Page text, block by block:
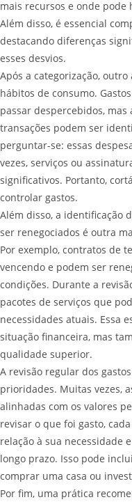
mais recursos e onde
Além disso, é essencial
destacando diferenças
esses desvios.
Após a categorização,
hábitos de consumo.
passar despercebidos, mas
transações podem ser
perguntar-se: essas
vezes, serviços ou
significativos. Portanto,
controlar gastos.
Além disso, a identificação
ser renegociados é outra
Por exemplo, contratos de
vencendo e podem ser
condições. Durante a
pacotes de serviços que
necessidades atuais. Essa
situação financeira, mas
qualidade superior.
A revisão regular dos
prioridades. Muitas vezes,
alinhadas com os valores
revisar o que foi gasto,
relação à sua necessidade
longo prazo. Isso pode
comprar uma casa ou
Por fim, uma prática